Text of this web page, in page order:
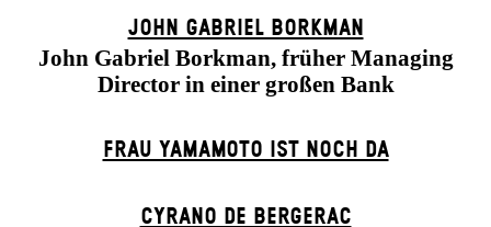
JOHN GABRIEL BORKMAN
John Gabriel Borkman, früher Managing
Director in einer großen Bank
FRAU YAMAMOTO IST NOCH DA
CYRANO DE BERGERAC